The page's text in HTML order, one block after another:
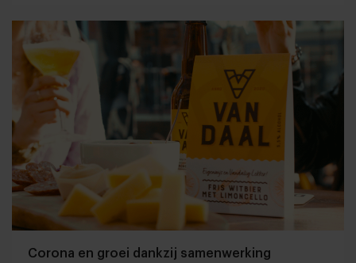
Corona en groei dankzij samenwerking